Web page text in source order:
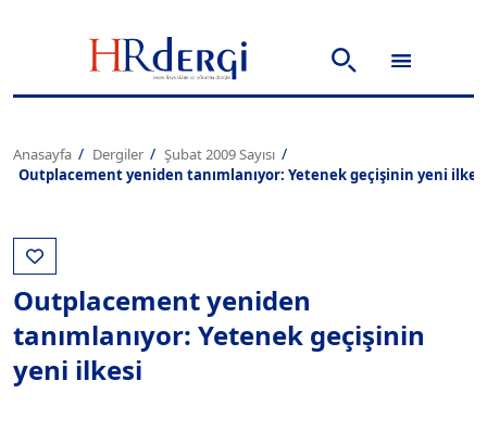
Anasayfa Dergiler
Şubat 2009 Sayısı
Outplacement yeniden tanımlanıyor: Yetenek geçişinin yeni ilkesi
Outplacement yeniden
tanımlanıyor: Yetenek geçişinin
yeni ilkesi